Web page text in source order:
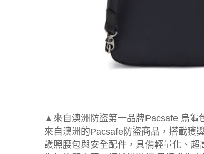
▲來自澳洲防盜第一品牌Pacsafe 烏龜
來自澳洲的Pacsafe防盜商品，搭載獲
護照腰包與安全配件，具備輕量化、